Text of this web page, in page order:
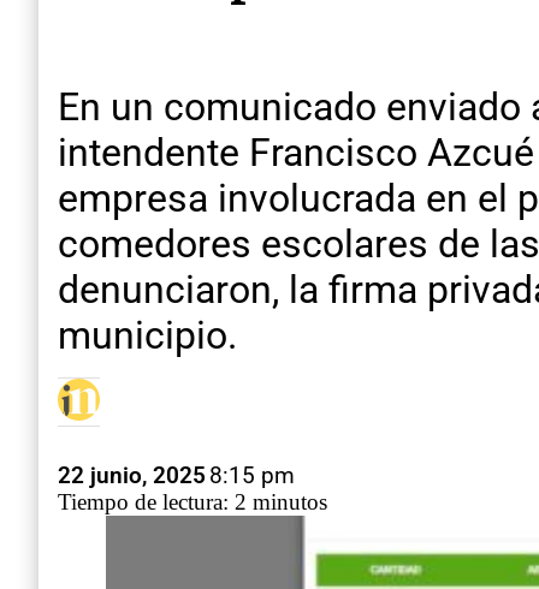
En un comunicado enviado
intendente Francisco
empresa involucrada en el
comedores escolares de
denunciaron, la firma
municipio.
22 junio, 2025 8:15 pm
Tiempo de lectura: 2 minutos